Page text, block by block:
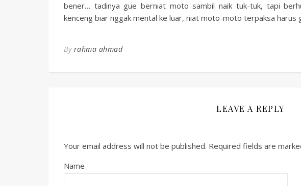
bener… tadinya gue berniat moto sambil naik tuk-tuk, tapi
kenceng biar nggak mental ke luar, niat moto-moto terpaksa harus
By rahma ahmad
LEAVE A REPLY
Your email address will not be published. Required fields are
Name